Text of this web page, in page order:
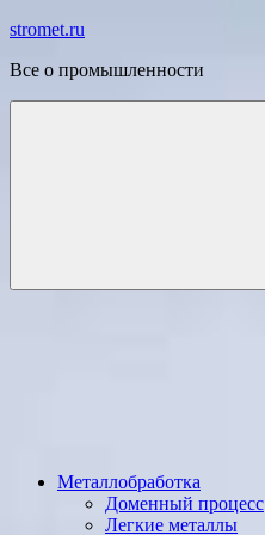
Перейти
содержимому
stromet.ru
Все о промышленности
Металлобработка
Доменный процесс
Легкие металлы